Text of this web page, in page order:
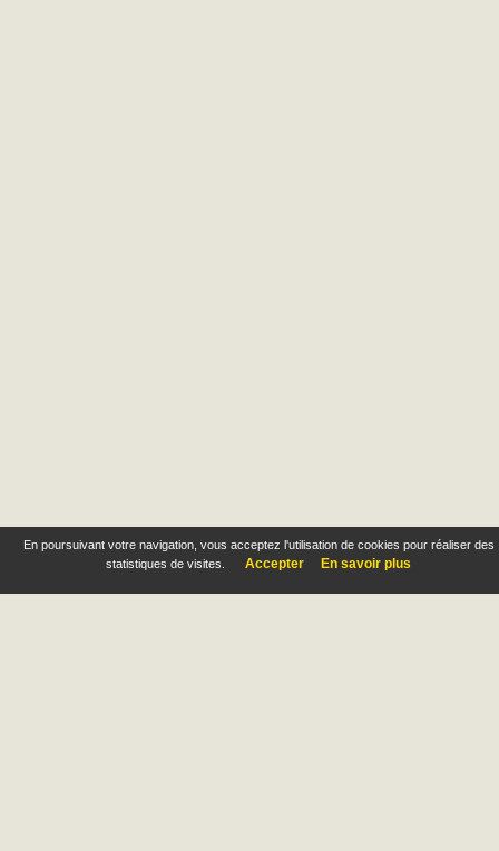
En poursuivant votre navigation, vous acceptez l'utilisation de cookies pour réaliser des
statistiques de visites.
Accepter En savoir plus